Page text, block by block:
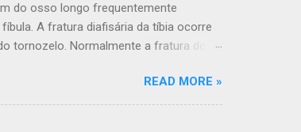
do tornozelo? A ento...
do osso longo frequentemente
A fratura diafisária da tíbia ocorre
tornozelo. Normalmente a fratura dos
ossos: a tíbia e a fíbula. A tíbia é o
é uma parte importante da articulação
tíbia pode quebrar de diversas formas. A
READ MORE »